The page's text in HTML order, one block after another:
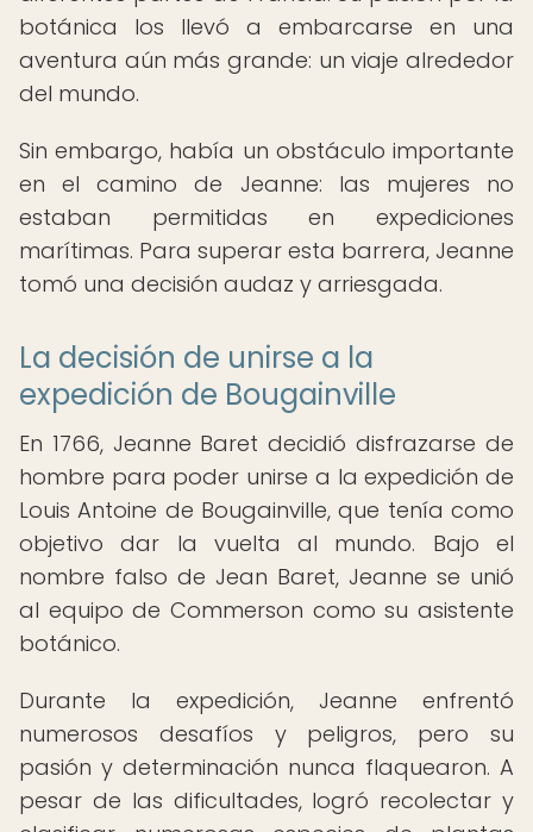
botánica los llevó a embarcarse en una
aventura aún más grande: un viaje alrededor
del mundo.
Sin embargo, había un obstáculo importante
en el camino de Jeanne: las mujeres no
estaban permitidas en expediciones
marítimas. Para superar esta barrera, Jeanne
tomó una decisión audaz y arriesgada.
La decisión de unirse a la
expedición de Bougainville
En 1766, Jeanne Baret decidió disfrazarse de
hombre para poder unirse a la expedición de
Louis Antoine de Bougainville, que tenía como
objetivo dar la vuelta al mundo. Bajo el
nombre falso de Jean Baret, Jeanne se unió
al equipo de Commerson como su asistente
botánico.
Durante la expedición, Jeanne enfrentó
numerosos desafíos y peligros, pero su
pasión y determinación nunca flaquearon. A
pesar de las dificultades, logró recolectar y